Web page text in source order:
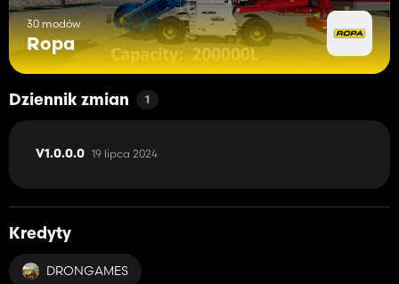
30 modów
Ropa
Dziennik zmian 1
V1.0.0.0 19 lipca 2024
Kredyty
DRONGAMES